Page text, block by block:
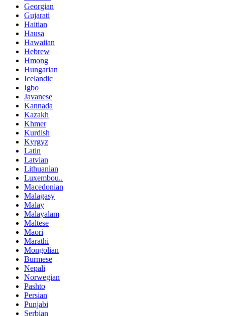
Georgian
Gujarati
Haitian
Hausa
Hawaiian
Hebrew
Hmong
Hungarian
Icelandic
Igbo
Javanese
Kannada
Kazakh
Khmer
Kurdish
Kyrgyz
Latin
Latvian
Lithuanian
Luxembou..
Macedonian
Malagasy
Malay
Malayalam
Maltese
Maori
Marathi
Mongolian
Burmese
Nepali
Norwegian
Pashto
Persian
Punjabi
Serbian